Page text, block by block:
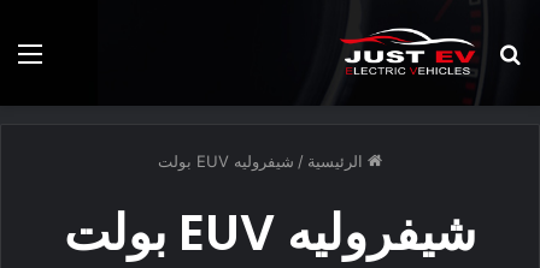
بحث
عن
الرئيسية / شيفروليه EUV بولت
شيفروليه EUV بولت